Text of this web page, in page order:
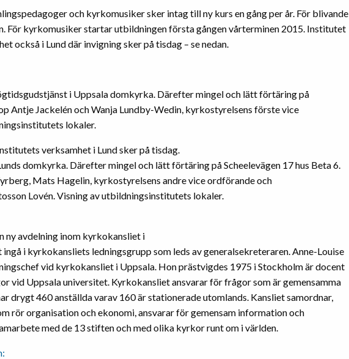
och kyrkomusiker sker intag till ny kurs en gång per år. För blivande
För kyrkomusiker startar utbildningen första gången vårterminen 2015. Institutet
också i Lund där invigning sker på tisdag – se nedan.
i Uppsala domkyrka. Därefter mingel och lätt förtäring på
Antje Jackelén och Wanja Lundby-Wedin, kyrkostyrelsens förste vice
lokaler.
verksamhet i Lund sker på tisdag.
domkyrka. Därefter mingel och lätt förtäring på Scheelevägen 17 hus Beta 6.
Mats Hagelin, kyrkostyrelsens andre vice ordförande och
Lovén. Visning av utbildningsinstitutets lokaler.
avdelning inom kyrkokansliet i
i kyrkokansliets ledningsgrupp som leds av generalsekreteraren. Anne-Louise
vid kyrkokansliet i Uppsala. Hon prästvigdes 1975 i Stockholm är docent
vid Uppsala universitet. Kyrkokansliet ansvarar för frågor som är gemensamma
drygt 460 anställda varav 160 är stationerade utomlands. Kansliet samordnar,
rör organisation och ekonomi, ansvarar för gemensam information och
med de 13 stiften och med olika kyrkor runt om i världen.